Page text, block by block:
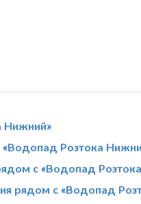
Нижний»
Розтока
с «Водопад
рядом с «Водопад